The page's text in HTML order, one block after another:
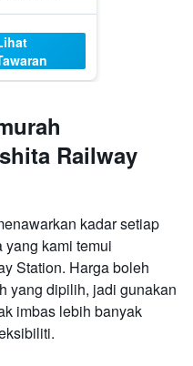
Railway
kadar setiap
yang kami temui
Station. Harga boleh
yang dipilih, jadi gunakan
imbas lebih banyak